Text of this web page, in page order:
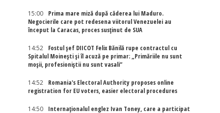
15:00
Prima mare miză după căderea lui Maduro.
Negocierile care pot redesena viitorul Venezuelei au
început la Caracas, proces susținut de SUA
14:52
Fostul șef DIICOT Felix Bănilă rupe contractul cu
Spitalul Moinești și îl acuză pe primar: „Primăriile nu sunt
moșii, profesioniștii nu sunt vasali”
14:52
Romania's Electoral Authority proposes online
registration for EU voters, easier electoral procedures
14:50
Internaţionalul englez Ivan Toney, care a participat